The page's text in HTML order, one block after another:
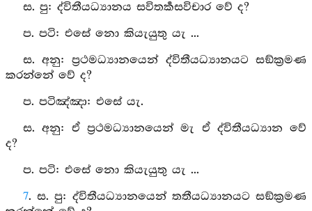
ස. පු: ද්විතීයධ්‍යානය සවිතර්‍කසවිචාර වේ ද?
ප. පටි: එසේ නො කියැයුතු යැ ...
ස. අනු: ප්‍රථමධ්‍යානයෙන් ද්විතීයධ්‍යානයට සඞ්ක්‍රමණ
කරන්නේ වේ ද?
ප. පටිඤ්‍ඤා: එසේ යැ.
ස. අනු: ඒ ප්‍රථමධ්‍යානයෙන් මැ ඒ ද්විතීයධ්‍යාන වේ
ද?
ප. පටි: එසේ නො කියැයුතු යැ ...
7. ස. පු: ද්විතීයධ්‍යානයෙන් තතීයධ්‍යානයට සඞ්ක්‍රමණ